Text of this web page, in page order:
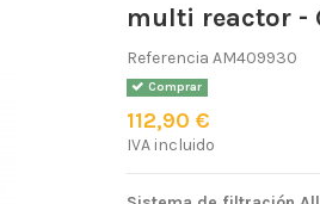
multi reactor -
Referencia AM409930
Comprar
112,90 €
IVA incluido